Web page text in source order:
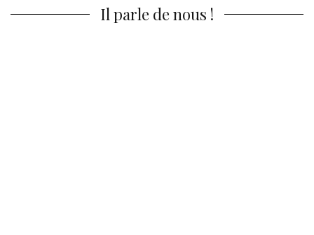
Il parle de nous !